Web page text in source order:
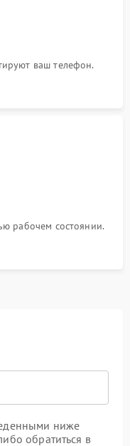
ваш телефон.
рабочем состоянии.
ниже
обратиться в